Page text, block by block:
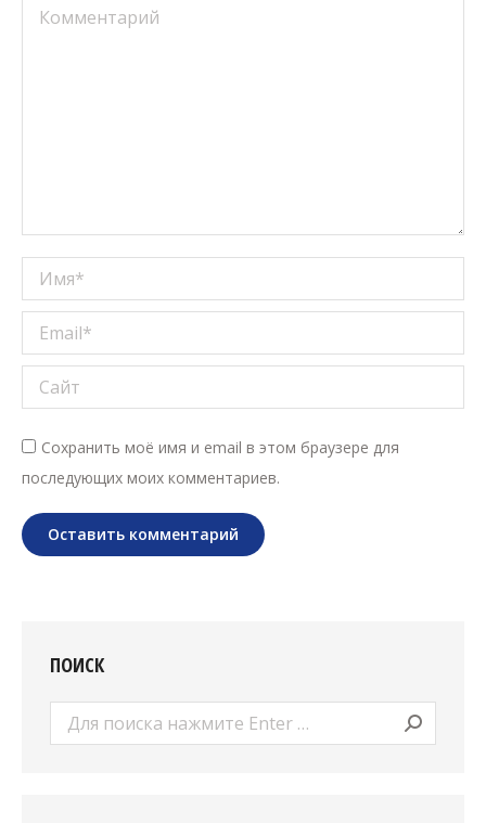
Комментарий
Имя *
Email *
Сайт
Сохранить моё имя и email в этом браузере для
последующих моих комментариев.
Оставить комментарий
ПОИСК
Поиск: